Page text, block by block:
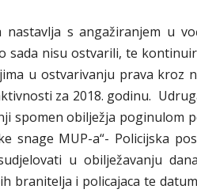
s angažiranjem u
sada nisu ostvarili, te
u ostvarivanju prava kroz
za 2018. godinu.
spomen obilježja poginulom
snage MUP-a“- Policijska
u obilježavanju
branitelja i policajaca te